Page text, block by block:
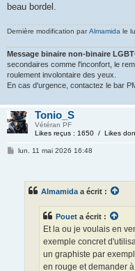
beau bordel.
Dernière modification parAlmamida le
Message binaire non-binaire
secondaires comme l'inconfort, le
roulement involontaire des yeux.
En cas d'urgence, contactez le bar
Tonio_S
Vétéran PF
Likes reçus : 1650 / Likes
lun. 11 mai 2026 16:48
Almamida a écrit :
Pouet a écrit :
Et la ou je voulais en
exemple concret
un graphiste par
en rouge et demander